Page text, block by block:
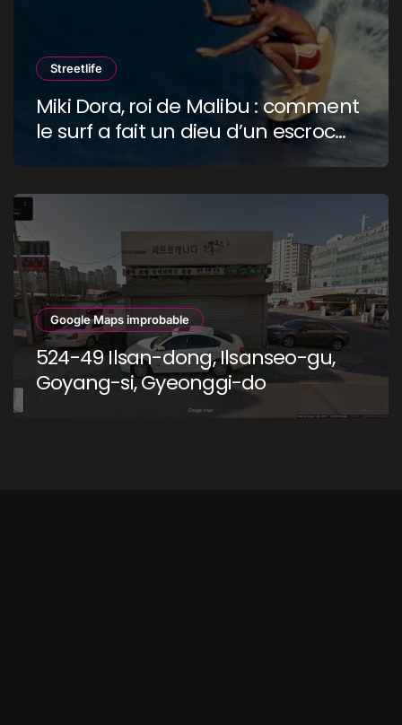
Streetlife
Miki Dora, roi de Malibu : comment
le surf a fait un dieu d’un escroc
Google Maps improbable
524-49 Ilsan-dong, Ilsanseo-gu,
Goyang-si, Gyeonggi-do